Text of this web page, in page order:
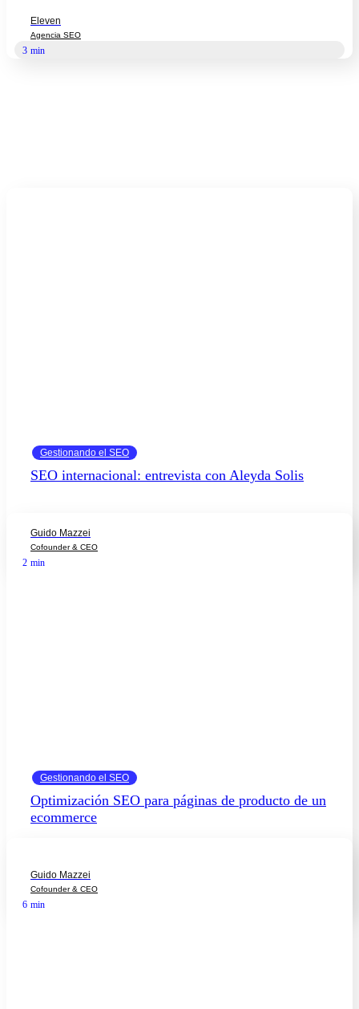
Eleven
Agencia SEO
3 min
Gestionando el SEO
SEO internacional: entrevista con Aleyda Solis
Guido Mazzei
Cofounder & CEO
2 min
Gestionando el SEO
Optimización SEO para páginas de producto de un
ecommerce
Guido Mazzei
Cofounder & CEO
6 min